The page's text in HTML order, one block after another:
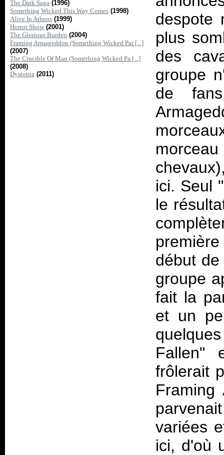
The Dark Saga (1996)
Something Wicked This Way Comes (1998)
Alive In Athens (1999)
Horror Show (2001)
The Glorious Burden (2004)
Framing Armageddon (Something Wicked Par [...]
(2007)
The Crucible Of Man (Something Wicked Pa [...]
(2008)
Dystopia (2011)
despote
plus
des
groupe
de
ici. Seul
le
début
groupe
fait la
et un
Fallen"
frôlerait
Framing
variées
ici, d'où